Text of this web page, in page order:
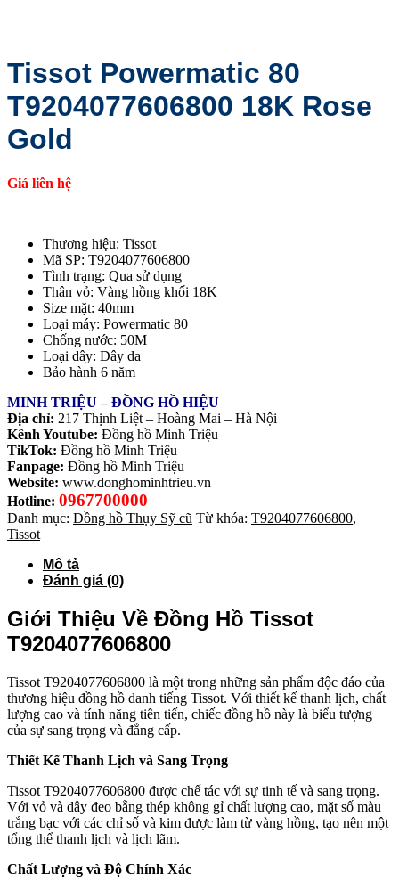
Tissot Powermatic 80
T9204077606800 18K Rose
Gold
Giá liên hệ
Thương hiệu: Tissot
Mã SP: T9204077606800
Tình trạng: Qua sử dụng
Thân vỏ: Vàng hồng khối 18K
Size mặt: 40mm
Loại máy: Powermatic 80
Chống nước: 50M
Loại dây: Dây da
Bảo hành 6 năm
MINH TRIỆU – ĐỒNG HỒ HIỆU
Địa chỉ: 217 Thịnh Liệt – Hoàng Mai – Hà Nội
Kênh Youtube: Đồng hồ Minh Triệu
TikTok: Đồng hồ Minh Triệu
Fanpage: Đồng hồ Minh Triệu
Website: www.donghominhtrieu.vn
Hotline: 0967700000
Danh mục: Đồng hồ Thụy Sỹ cũ Từ khóa: T9204077606800,
Tissot
Mô tả
Đánh giá (0)
Giới Thiệu Về Đồng Hồ Tissot
T9204077606800
Tissot T9204077606800 là một trong những sản phẩm độc đáo của
thương hiệu đồng hồ danh tiếng Tissot. Với thiết kế thanh lịch, chất
lượng cao và tính năng tiên tiến, chiếc đồng hồ này là biểu tượng
của sự sang trọng và đẳng cấp.
Thiết Kế Thanh Lịch và Sang Trọng
Tissot T9204077606800 được chế tác với sự tinh tế và sang trọng.
Với vỏ và dây đeo bằng thép không gỉ chất lượng cao, mặt số màu
trắng bạc với các chỉ số và kim được làm từ vàng hồng, tạo nên một
tổng thể thanh lịch và lịch lãm.
Chất Lượng và Độ Chính Xác